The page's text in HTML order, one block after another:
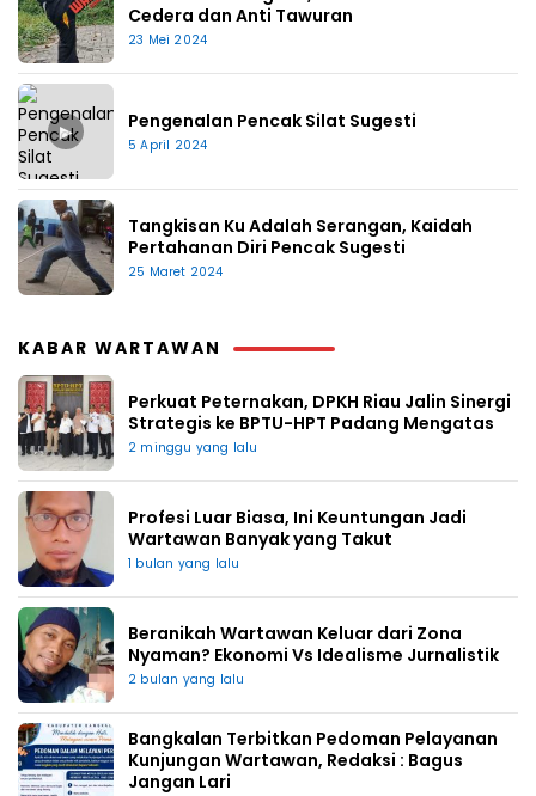
Cedera dan Anti Tawuran
23 Mei 2024
▶ Pengenalan Pencak Silat Sugesti
5 April 2024
Tangkisan Ku Adalah Serangan, Kaidah
Pertahanan Diri Pencak Sugesti
25 Maret 2024
KABAR WARTAWAN
Perkuat Peternakan, DPKH Riau Jalin Sinergi
Strategis ke BPTU-HPT Padang Mengatas
2 minggu yang lalu
Profesi Luar Biasa, Ini Keuntungan Jadi
Wartawan Banyak yang Takut
1 bulan yang lalu
Beranikah Wartawan Keluar dari Zona
Nyaman? Ekonomi Vs Idealisme Jurnalistik
2 bulan yang lalu
Bangkalan Terbitkan Pedoman Pelayanan
Kunjungan Wartawan, Redaksi : Bagus
Jangan Lari